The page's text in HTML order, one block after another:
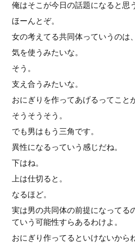
俺はそこが今日の話題になると思
ほーんとぞ。
女の考えてる共同体っていうのは、
気を使うみたいな。
そう。
支え合うみたいな。
おにぎりを作ってあげるってこと
そうそうそう。
でも男はもう三角です。
異性になるっていう感じだね。
下はね。
上は仕切ると。
なるほど。
実は男の共同体の前提になってる
ていう可能性すらあるわけよ。
おにぎり作ってるといけないから